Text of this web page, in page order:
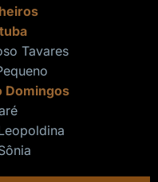
Tavares
Domingos